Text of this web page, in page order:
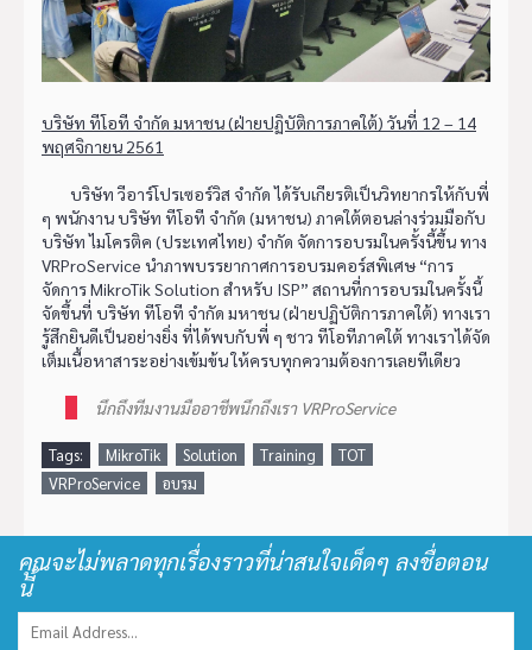
บริษัท ทีโอที จำกัด มหาชน (ฝ่ายปฏิบัติการภาคใต้) วันที่ 12 – 14
พฤศจิกายน 2561
บริษัท วีอาร์โปรเซอร์วิส จำกัด ได้รับเกียรติเป็นวิทยากรให้กับพี่
ๆ พนักงาน บริษัท ทีโอที จำกัด (มหาชน) ภาคใต้ตอนล่างร่วมมือกับ
บริษัท ไมโครติค (ประเทศไทย) จำกัด จัดการอบรมในครั้งนี้ขึ้น ทาง
VRProService นำภาพบรรยากาศการอบรมคอร์สพิเศษ “การ
จัดการ MikroTik Solution สำหรับ ISP” สถานที่การอบรมในครั้งนี้
จัดขึ้นที่ บริษัท ทีโอที จำกัด มหาชน (ฝ่ายปฏิบัติการภาคใต้) ทางเรา
รู้สึกยินดีเป็นอย่างยิ่ง ที่ได้พบกับพี่ ๆ ชาว ทีโอทีภาคใต้ ทางเราได้จัด
เต็มเนื้อหาสาระอย่างเข้มข้น ให้ครบทุกความต้องการเลยทีเดียว
นึกถึงทีมงานมืออาชีพนึกถึงเรา VRProService
Tags: MikroTik Solution Training
TOT
VRProService
อบรม
คุณจะไม่พลาดทุกเรื่องราวที่น่าสนใจเด็ดๆ ลงชื่อตอน
นี้